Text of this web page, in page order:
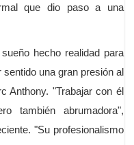
que dio paso a una
hecho realidad para
una gran presión al
Anthony. "Trabajar con él
también abrumadora",
"Su profesionalismo